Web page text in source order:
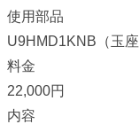
使用部品
U9HMD1KNB（玉座
料金
22,000円
内容